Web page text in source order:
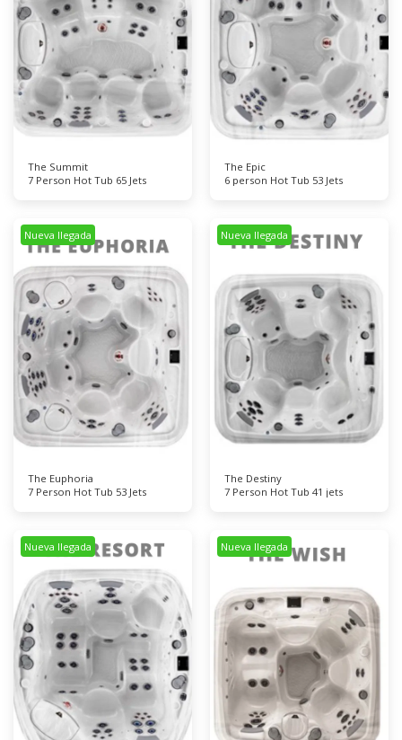
The Summit
7 Person Hot Tub 65 Jets
The Epic
6 person Hot Tub 53 Jets
Nueva llegada
The Euphoria
7 Person Hot Tub 53 Jets
Nueva llegada
The Destiny
7 Person Hot Tub 41 jets
Nueva llegada Nueva llegada